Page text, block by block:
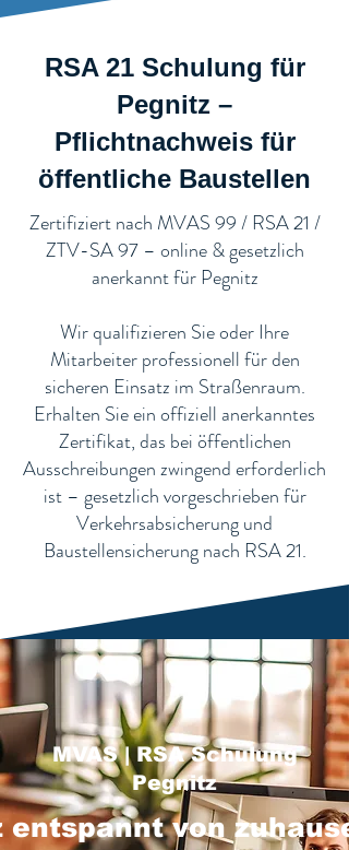
RSA 21 Schulung für
Pegnitz –
Pflichtnachweis für
öffentliche Baustellen​
​Zertifiziert nach MVAS 99 / RSA 21 /
ZTV-SA 97 – online & gesetzlich
anerkannt für Pegnitz
Wir qualifizieren Sie oder Ihre
Mitarbeiter professionell für den
sicheren Einsatz im Straßenraum.
Erhalten Sie ein offiziell anerkanntes
Zertifikat, das bei öffentlichen
Ausschreibungen zwingend erforderlich
ist – gesetzlich vorgeschrieben für
Verkehrsabsicherung und
Baustellensicherung nach RSA 21.
MVAS | RSA Schulung
Pegnitz
entspannt von